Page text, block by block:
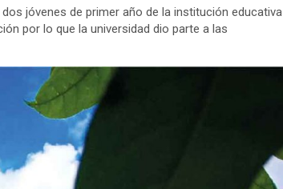
jóvenes de primer año de la institución educativa
por lo que la universidad dio parte a las